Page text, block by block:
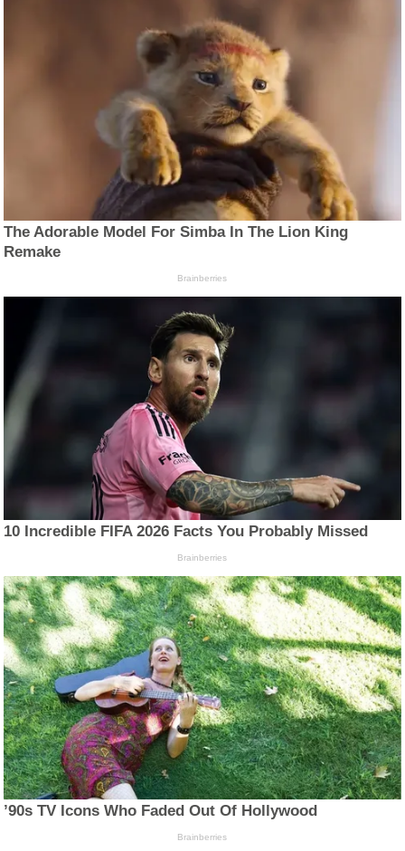
The Adorable Model For Simba In The Lion King
Remake
Brainberries
10 Incredible FIFA 2026 Facts You Probably Missed
Brainberries
’90s TV Icons Who Faded Out Of Hollywood
Brainberries